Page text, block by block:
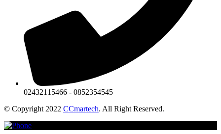
02432115466 - 0852354545
© Copyright 2022 CCmartech. All Right Reserved.